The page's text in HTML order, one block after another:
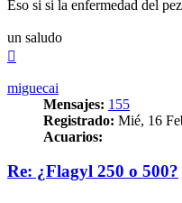
Eso si si la enfermedad del
un saludo
miguecai
Mensajes: 155
Registrado: Mié, 16
Acuarios:
Re: ¿Flagyl 250 o 500?